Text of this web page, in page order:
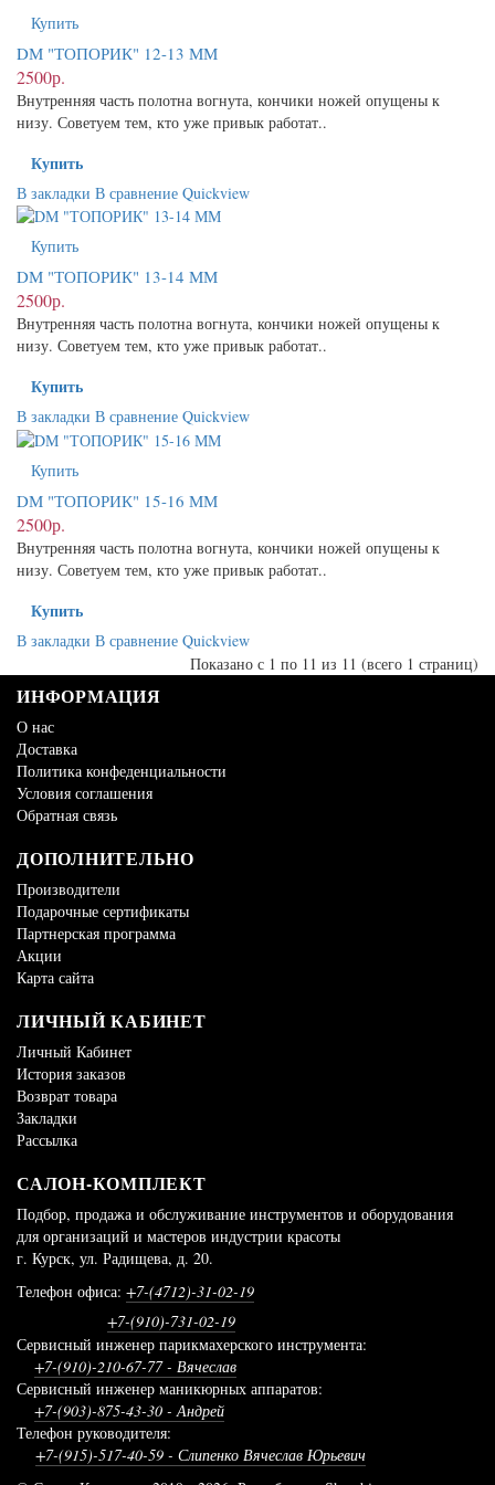
Купить
DМ "ТОПОРИК" 12-13 ММ
2500р.
Внутренняя часть полотна вогнута, кончики ножей опущены к
низу. Советуем тем, кто уже привык работат..
Купить
В закладки В сравнение Quickview
Купить
DМ "ТОПОРИК" 13-14 ММ
2500р.
Внутренняя часть полотна вогнута, кончики ножей опущены к
низу. Советуем тем, кто уже привык работат..
Купить
В закладки В сравнение Quickview
Купить
DМ "ТОПОРИК" 15-16 ММ
2500р.
Внутренняя часть полотна вогнута, кончики ножей опущены к
низу. Советуем тем, кто уже привык работат..
Купить
В закладки В сравнение Quickview
Показано с 1 по 11 из 11 (всего 1 страниц)
ИНФОРМАЦИЯ
О нас
Доставка
Политика конфеденциальности
Условия соглашения
Обратная связь
ДОПОЛНИТЕЛЬНО
Производители
Подарочные сертификаты
Партнерская программа
Акции
Карта сайта
ЛИЧНЫЙ КАБИНЕТ
Личный Кабинет
История заказов
Возврат товара
Закладки
Рассылка
САЛОН-КОМПЛЕКТ
Подбор, продажа и обслуживание инструментов и оборудования
для организаций и мастеров индустрии красоты
г. Курск, ул. Радищева, д. 20.
Телефон офиса: +7-(4712)-31-02-19
+7-(910)-731-02-19
Сервисный инженер парикмахерского инструмента:
+7-(910)-210-67-77- Вячеслав
Сервисный инженер маникюрных аппаратов:
+7-(903)-875-43-30 - Андрей
Телефон руководителя:
+7-(915)-517-40-59 - Слипенко Вячеслав Юрьевич